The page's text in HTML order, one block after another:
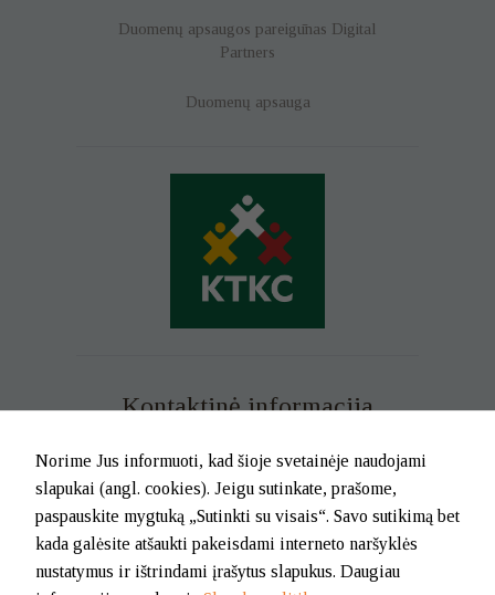
Duomenų apsaugos pareigūnas Digital
Partners
Duomenų apsauga
Kontaktinė informacija
Mob. tel. +370 699 73 229
Tel. (0-46) 21 02 83
El.p. info@klaipedatkc.lt
K. Donelaičio g. 6B, Klaipėda
Norime Jus informuoti, kad šioje svetainėje naudojami
slapukai (angl. cookies). Jeigu sutinkate, prašome,
paspauskite mygtuką „Sutinkti su visais“. Savo sutikimą bet
kada galėsite atšaukti pakeisdami interneto naršyklės
nustatymus ir ištrindami įrašytus slapukus. Daugiau